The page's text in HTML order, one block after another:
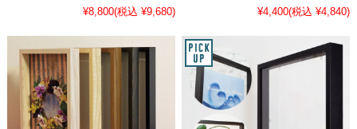
¥8,800(税込 ¥9,680) ¥4,400(税込 ¥4,840)